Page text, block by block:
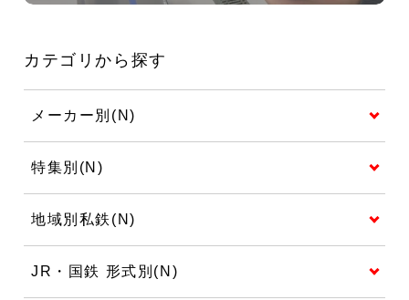
カテゴリから探す
メーカー別(N)
特集別(N)
地域別私鉄(N)
JR・国鉄 形式別(N)